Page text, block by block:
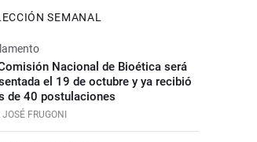
SEMANAL
Nacional de Bioética será
el 19 de octubre y ya recibió
de 40 postulaciones
JOSÉ FRUGONI